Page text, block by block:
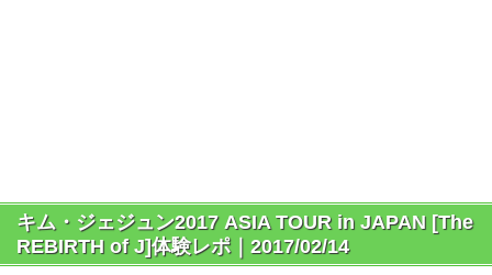
キム・ジェジュン2017 ASIA TOUR in JAPAN [The
REBIRTH of J]体験レポ｜2017/02/14